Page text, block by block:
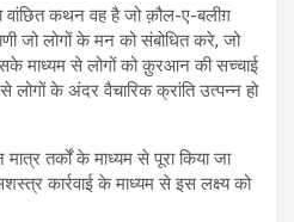
कथन वह है जो क़ौल-ए-बलीग़
जो लोगों के मन को संबोधित करे, जो
माध्यम से लोगों को क़ुरआन की सच्चाई
लोगों के अंदर वैचारिक क्रांति उत्पन्न हो
तर्कों के माध्यम से पूरा किया जा
कार्रवाई के माध्यम से इस लक्ष्य को